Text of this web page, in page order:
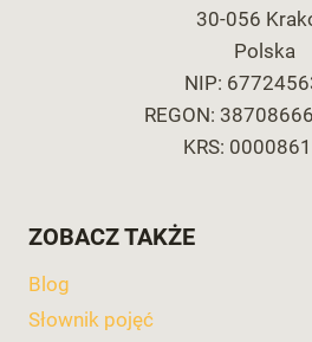
30-056
Polska
NIP:
REGON:
KRS:
ZOBACZ TAKŻE
Blog
Słownik pojęć